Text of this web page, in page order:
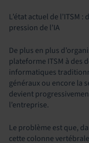
L’état actuel de l’ITSM
pression de l’IA
De plus en plus
plateforme ITSM à des
informatiques
généraux ou encore la
devient
l’entreprise.
Le problème est que,
cette colonne